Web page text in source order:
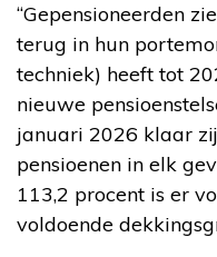
“Gepensioneerden
terug in hun
techniek) heeft tot
nieuwe
januari 2026 klaar
pensioenen in elk
113,2 procent is er
voldoende